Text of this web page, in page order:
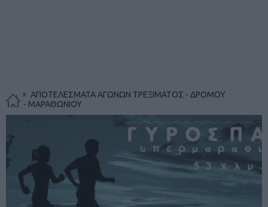
ΑΠΟΤΕΛΕΣΜΑΤΑ ΑΓΩΝΩΝ ΤΡΕΞΙΜΑΤΟΣ - ΔΡΟΜΟΥ
- ΜΑΡΑΘΩΝΙΟΥ